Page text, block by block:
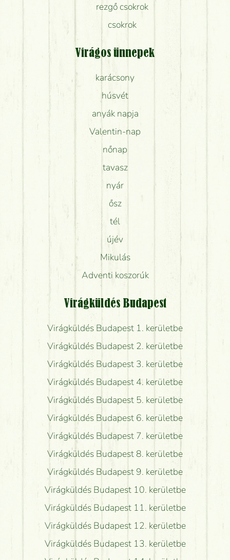
rezgő csokrok
csokrok
Virágos ünnepek
karácsony
húsvét
anyák napja
Valentin-nap
nőnap
tavasz
nyár
ősz
tél
újév
Mikulás
Adventi koszorúk
Virágküldés Budapest
Virágküldés Budapest 1. kerületbe
Virágküldés Budapest 2. kerületbe
Virágküldés Budapest 3. kerületbe
Virágküldés Budapest 4. kerületbe
Virágküldés Budapest 5. kerületbe
Virágküldés Budapest 6. kerületbe
Virágküldés Budapest 7. kerületbe
Virágküldés Budapest 8. kerületbe
Virágküldés Budapest 9. kerületbe
Virágküldés Budapest 10. kerületbe
Virágküldés Budapest 11. kerületbe
Virágküldés Budapest 12. kerületbe
Virágküldés Budapest 13. kerületbe